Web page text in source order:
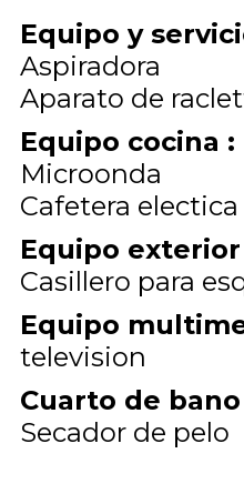
Equipo y
Aspiradora
Aparato de
Equipo cocina :
Microonda
Cafetera electica
Equipo exterior
Casillero para
Equipo
television
Cuarto de bano
Secador de pelo